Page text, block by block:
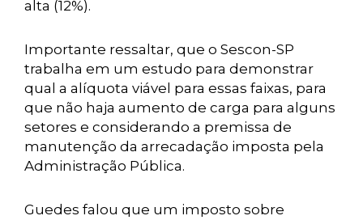
alta (12%).
Importante ressaltar, que o Sescon-SP
trabalha em um estudo para demonstrar
qual a alíquota viável para essas faixas, para
que não haja aumento de carga para alguns
setores e considerando a premissa de
manutenção da arrecadação imposta pela
Administração Pública.
Guedes falou que um imposto sobre